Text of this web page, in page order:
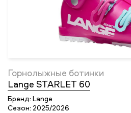
Горнолыжные ботинки
Lange STARLET 60
Бренд: Lange
Сезон: 2025/2026